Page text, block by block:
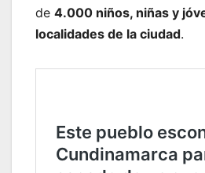
de 4.000 niños, niñas y
localidades de la ciudad.